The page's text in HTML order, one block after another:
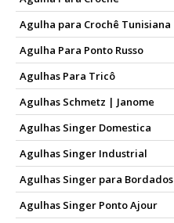
Agulha para Crochê Tunisiana
Agulha Para Ponto Russo
Agulhas Para Tricô
Agulhas Schmetz | Janome
Agulhas Singer Domestica
Agulhas Singer Industrial
Agulhas Singer para Bordados
Agulhas Singer Ponto Ajour